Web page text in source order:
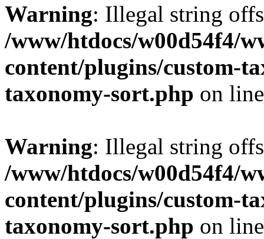
Warning: Illegal string
/www/htdocs/w00d54f4/
content/plugins/custom-
taxonomy-sort.php on
Warning: Illegal string
/www/htdocs/w00d54f4/
content/plugins/custom-
taxonomy-sort.php on